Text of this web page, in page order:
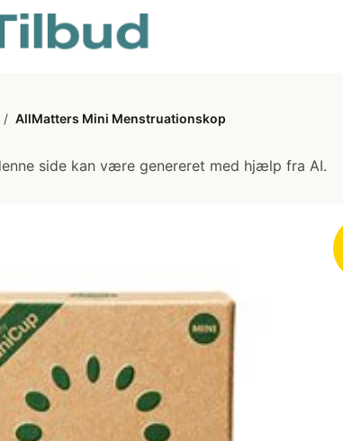
/ AllMatters Mini Menstruationskop
side kan være genereret med hjælp fra AI.